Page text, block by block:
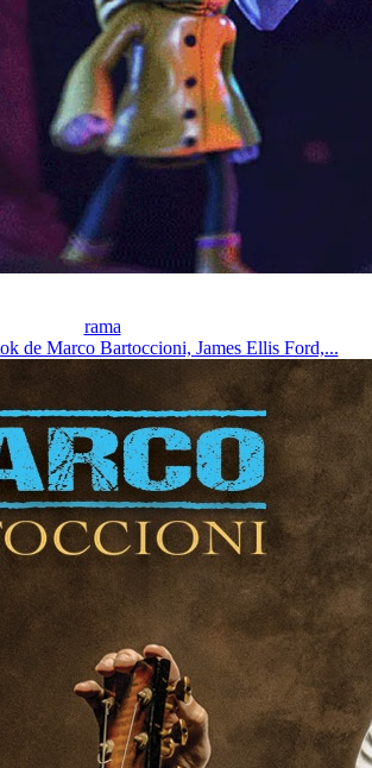
rama
de Marco Bartoccioni, James Ellis Ford,...